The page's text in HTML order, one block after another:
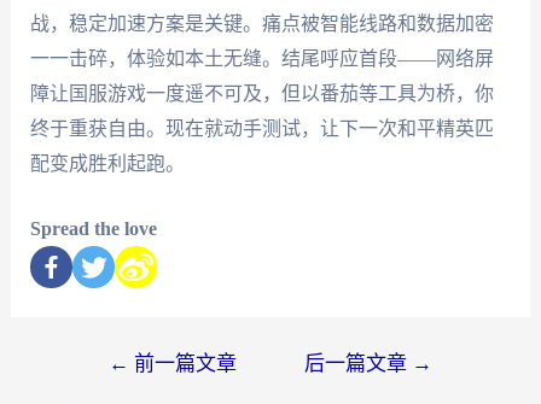
战，稳定加速方案是关键。痛点被智能线路和数据加密
一一击碎，体验如本土无缝。结尾呼应首段——网络屏
障让国服游戏一度遥不可及，但以番茄等工具为桥，你
终于重获自由。现在就动手测试，让下一次和平精英匹
配变成胜利起跑。
Spread the love
← 前一篇文章 后一篇文章 →